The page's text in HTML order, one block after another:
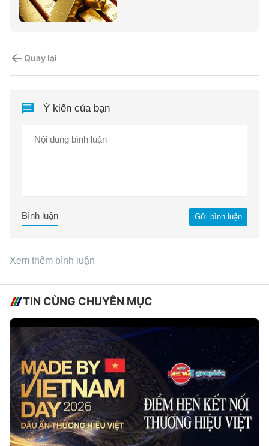
Quay lại
Ý kiến của bạn
Gửi bình luận
Bình luận
Xem thêm bình luận
TIN CÙNG CHUYÊN MỤC